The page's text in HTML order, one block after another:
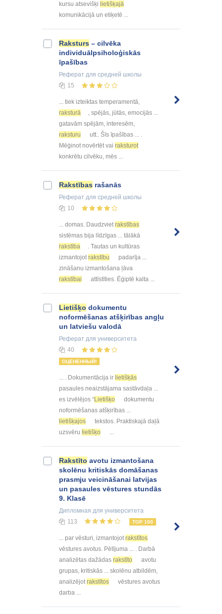
kursu atsevišķi lietišķajā
komunikācijā un etiķetē ...
Raksturs – cilvēka
individuālpsiholoģiskās
īpašības
Реферат для средней школы
15
... tiek izteiktas temperamentā,
raksturā
, spējās, jūtās, emocijās ...
gatavām spējām, interesēm,
raksturu
utt.. Šīs īpašības ... .
Mēģinot novērtēt vai raksturot
konkrētu cilvēku, mēs ...
Rakstības rašanās
Реферат для средней школы
10
... domas. Daudzviet rakstības
sistēmas bija līdzīgas ... tālākā
rakstība
. Tautas un kultūras
izmantojot rakstību
padarīja ...
zināšanu izmantošana ļāva
rakstībai
attīstīties. Ēģiptē kalta ...
Lietišķo dokumentu
noformēšanas atšķirības angļu
un latviešu valodā
Реферат для университета
40
ОЦЕНЕННЫЙ!
... . Dokumentācija ir lietišķās
pasaules neaizstājama sastāvdaļa ...
es izvēlējos “Lietišķo
dokumentu
noformēšanas atšķirības ...
lietišķajos
tekstos. Praktiskajā daļā
uzsvēru lietišķo
Rakstīto avotu izmantošana
skolēnu kritiskās domāšanas
prasmju veicināšanai latvijas
un pasaules vēstures stundās
9. Klasē
Дипломная для университета
113
TOP 100
... par vēsturi, izmantojot rakstītos
vēstures avotus. Pētījuma ... . Darbā
analizētas dažādas rakstīto
avotu
grupas, kritiskās ... skolēnu atbildēm,
analizējot rakstītos
vēstures avotus
darba ...